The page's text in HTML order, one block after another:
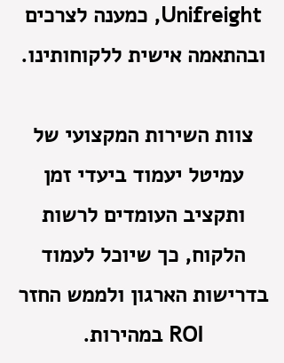
Unifreight, כמענה לצרכים
ובהתאמה אישית ללקוחותינו.
צוות השירות המקצועי של
עמיטל יעמוד ביעדי זמן
ותקציב העומדים לרשות
הלקוח, כך שיוכל לעמוד
בדרישות הארגון ולממש החזר
ROI במהירות.